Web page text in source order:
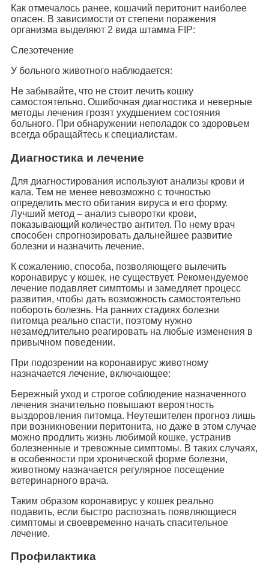
Как отмечалось ранее, кошачий перитонит наиболее
опасен. В зависимости от степени поражения
организма выделяют 2 вида штамма FIP:
Слезотечение
У больного животного наблюдается:
Не забывайте, что не стоит лечить кошку
самостоятельно. Ошибочная диагностика и неверные
методы лечения грозят ухудшением состояния
больного. При обнаружении неполадок со здоровьем
всегда обращайтесь к специалистам.
Диагностика и лечение
Для диагностирования используют анализы крови и
кала. Тем не менее невозможно с точностью
определить место обитания вируса и его форму.
Лучший метод – анализ сыворотки крови,
показывающий количество антител. По нему врач
способен спрогнозировать дальнейшее развитие
болезни и назначить лечение.
К сожалению, способа, позволяющего вылечить
коронавирус у кошек, не существует. Рекомендуемое
лечение подавляет симптомы и замедляет процесс
развития, чтобы дать возможность самостоятельно
побороть болезнь. На ранних стадиях болезни
питомца реально спасти, поэтому нужно
незамедлительно реагировать на любые изменения в
привычном поведении.
При подозрении на коронавирус животному
назначается лечение, включающее:
Бережный уход и строгое соблюдение назначенного
лечения значительно повышают вероятность
выздоровления питомца. Неутешителен прогноз лишь
при возникновении перитонита, но даже в этом случае
можно продлить жизнь любимой кошке, устранив
болезненные и тревожные симптомы. В таких случаях,
в особенности при хронической форме болезни,
животному назначается регулярное посещение
ветеринарного врача.
Таким образом коронавирус у кошек реально
подавить, если быстро распознать появляющиеся
симптомы и своевременно начать спасительное
лечение.
Профилактика